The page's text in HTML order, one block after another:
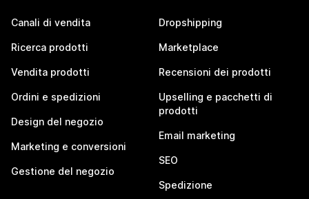
Canali di vendita
Ricerca prodotti
Vendita prodotti
Ordini e spedizioni
Design del negozio
Marketing e conversioni
Gestione del negozio
Dropshipping
Marketplace
Recensioni dei prodotti
Upselling e pacchetti di
prodotti
Email marketing
SEO
Spedizione